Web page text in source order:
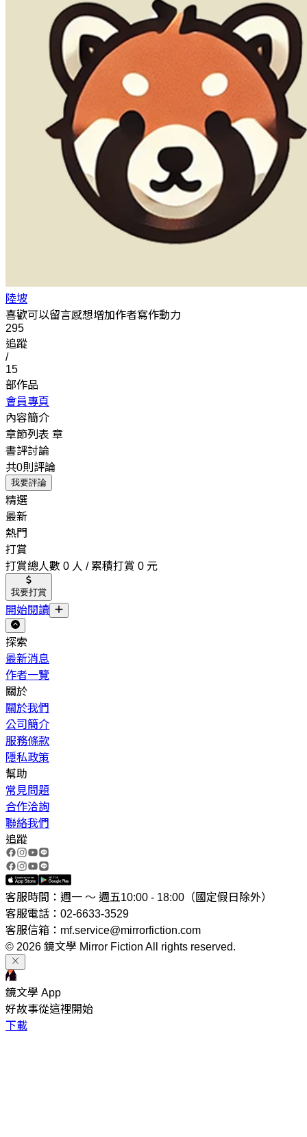
陸坡
喜歡可以留言感想增加作者寫作動力
295
追蹤
/
15
部作品
會員專頁
內容簡介
章節列表 章
書評討論
共0則評論
我要評論
精選
最新
熱門
打賞
打賞總人數 0 人 / 累積打賞 0 元
我要打賞
開始閱讀
探索
最新消息
作者一覽
關於
關於我們
公司簡介
服務條款
隱私政策
幫助
常見問題
合作洽詢
聯絡我們
追蹤
客服時間：週一 ～ 週五10:00 - 18:00（國定假日除外）
客服電話：02-6633-3529
客服信箱：mf.service@mirrorfiction.com
© 2026 鏡文學 Mirror Fiction All rights reserved.
鏡文學 App
好故事從這裡開始
下載